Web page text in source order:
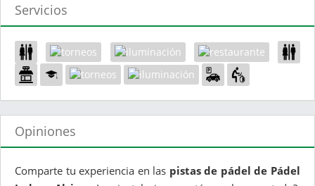
Servicios
Opiniones
Comparte tu experiencia en las pistas de pádel de Pádel